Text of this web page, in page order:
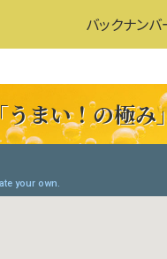
バックナン
「うまい！の極